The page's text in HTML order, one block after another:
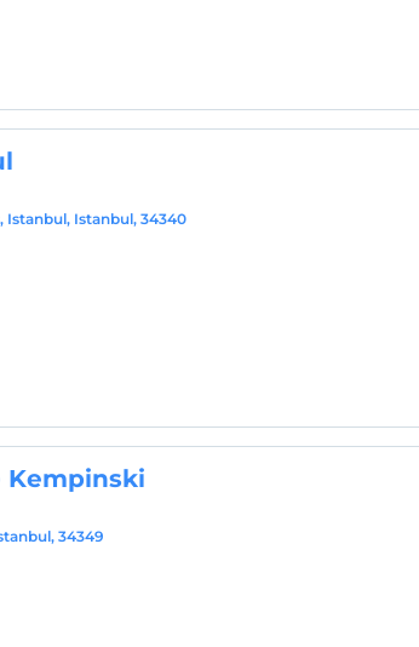
Istanbul, Istanbul, 34340
Kempinski
34349